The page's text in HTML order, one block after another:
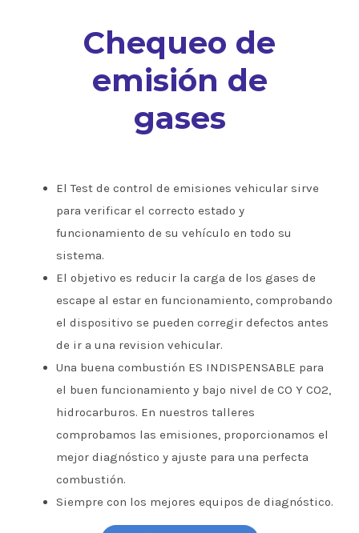
Chequeo de
emisión de
gases
El Test de control de emisiones vehicular sirve
para verificar el correcto estado y
funcionamiento de su vehículo en todo su
sistema.
El objetivo es reducir la carga de los gases de
escape al estar en funcionamiento, comprobando
el dispositivo se pueden corregir defectos antes
de ir a una revision vehicular.
Una buena combustión ES INDISPENSABLE para
el buen funcionamiento y bajo nivel de CO Y CO2,
hidrocarburos. En nuestros talleres
comprobamos las emisiones, proporcionamos el
mejor diagnóstico y ajuste para una perfecta
combustión.
Siempre con los mejores equipos de diagnóstico.